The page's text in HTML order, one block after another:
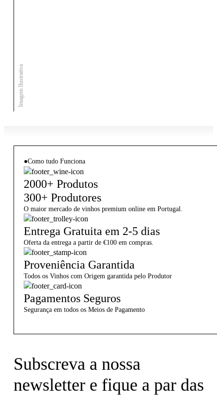
Imagem Ilustrativa
●Como tudo Funciona
2000+ Produtos
300+ Produtores
O maior mercado de vinhos premium online em Portugal.
Entrega Gratuita em 2-5 dias
Oferta da entrega a partir de €100 em compras.
Proveniência Garantida
Todos os Vinhos com Origem garantida pelo Produtor
Pagamentos Seguros
Segurança em todos os Meios de Pagamento
Subscreva a nossa
newsletter e fique a par das